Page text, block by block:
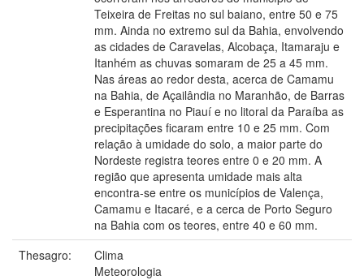
Teixeira de Freitas no sul baiano, entre 50 e 75
mm. Ainda no extremo sul da Bahia, envolvendo
as cidades de Caravelas, Alcobaça, Itamaraju e
Itanhém as chuvas somaram de 25 a 45 mm.
Nas áreas ao redor desta, acerca de Camamu
na Bahia, de Açailândia no Maranhão, de Barras
e Esperantina no Piauí e no litoral da Paraíba as
precipitações ficaram entre 10 e 25 mm. Com
relação à umidade do solo, a maior parte do
Nordeste registra teores entre 0 e 20 mm. A
região que apresenta umidade mais alta
encontra-se entre os municípios de Valença,
Camamu e Itacaré, e a cerca de Porto Seguro
na Bahia com os teores, entre 40 e 60 mm.
Thesagro:
Clima
Meteorologia